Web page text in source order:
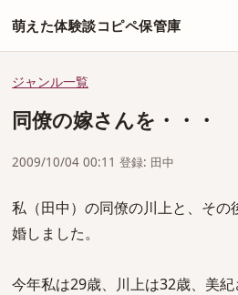
萌えた体験談コピペ保管庫
ジャンル一覧
同僚の嫁さんを・・・
2009/10/04 00:11 登録: 田中
私（田中）の同僚の川上と、その
婚しました。
今年私は29歳、川上は32歳、美紀